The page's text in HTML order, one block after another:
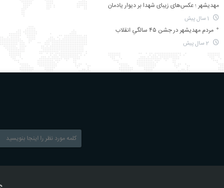
مهدیشهر ؛ عکس‌های زیبای شهدا بر دیوار یادمان
مردم مهدیشهر در جشن ۴۵ سالگیِ انقلاب